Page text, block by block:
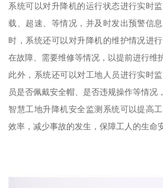
系统可以对升降机的运行状态进行实时
载、超速、等情况，并及时发出预警信
时，系统还可以对升降机的维护情况进
在故障、需要维修等情况，以提前进行维
此外，系统还可以对工地人员进行实时
员是否佩戴安全帽、是否违规操作等情况
智慧工地升降机安全监测系统可以提高
效率，减少事故的发生，保障工人的生命